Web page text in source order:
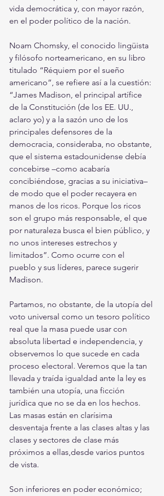
vida democrática y, con mayor razón,
en el poder político de la nación.
Noam Chomsky, el conocido lingüista
y filósofo norteamericano, en su libro
titulado “Réquiem por el sueño
americano”, se refiere así a la cuestión:
“James Madison, el principal artífice
de la Constitución (de los EE. UU.,
aclaro yo) y a la sazón uno de los
principales defensores de la
democracia, consideraba, no obstante,
que el sistema estadounidense debía
concebirse –como acabaría
concibiéndose, gracias a su iniciativa–
de modo que el poder recayera en
manos de los ricos. Porque los ricos
son el grupo más responsable, el que
por naturaleza busca el bien público, y
no unos intereses estrechos y
limitados”. Como ocurre con el
pueblo y sus líderes, parece sugerir
Madison.
Partamos, no obstante, de la utopía del
voto universal como un tesoro político
real que la masa puede usar con
absoluta libertad e independencia, y
observemos lo que sucede en cada
proceso electoral. Veremos que la tan
llevada y traída igualdad ante la ley es
también una utopía, una ficción
jurídica que no se da en los hechos.
Las masas están en clarísima
desventaja frente a las clases altas y las
clases y sectores de clase más
próximos a ellas,desde varios puntos
de vista.
Son inferiores en poder económico;